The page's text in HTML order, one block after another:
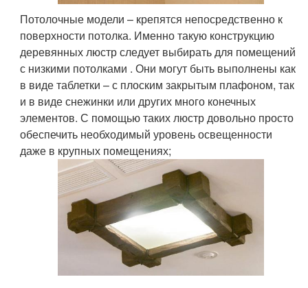
Потолочные модели – крепятся непосредственно к
поверхности потолка. Именно такую конструкцию
деревянных люстр следует выбирать для помещений
с низкими потолками . Они могут быть выполнены как
в виде таблетки – с плоским закрытым плафоном, так
и в виде снежинки или других много конечных
элементов. С помощью таких люстр довольно просто
обеспечить необходимый уровень освещенности
даже в крупных помещениях;